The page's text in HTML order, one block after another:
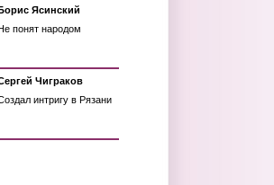
Борис Ясинский
Не понят народом
Чиграков
интригу в Рязани